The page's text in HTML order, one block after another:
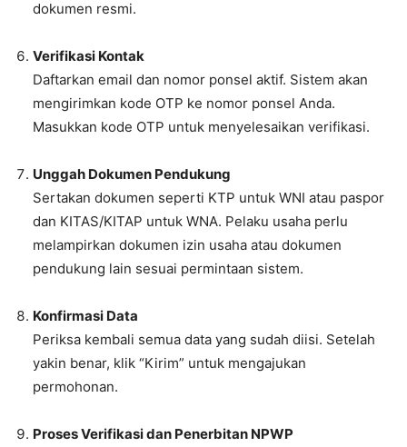
dokumen resmi.
Verifikasi Kontak
Daftarkan email dan nomor ponsel aktif. Sistem akan
mengirimkan kode OTP ke nomor ponsel Anda.
Masukkan kode OTP untuk menyelesaikan verifikasi.
Unggah Dokumen Pendukung
Sertakan dokumen seperti KTP untuk WNI atau paspor
dan KITAS/KITAP untuk WNA. Pelaku usaha perlu
melampirkan dokumen izin usaha atau dokumen
pendukung lain sesuai permintaan sistem.
Konfirmasi Data
Periksa kembali semua data yang sudah diisi. Setelah
yakin benar, klik “Kirim” untuk mengajukan
permohonan.
Proses Verifikasi dan Penerbitan NPWP